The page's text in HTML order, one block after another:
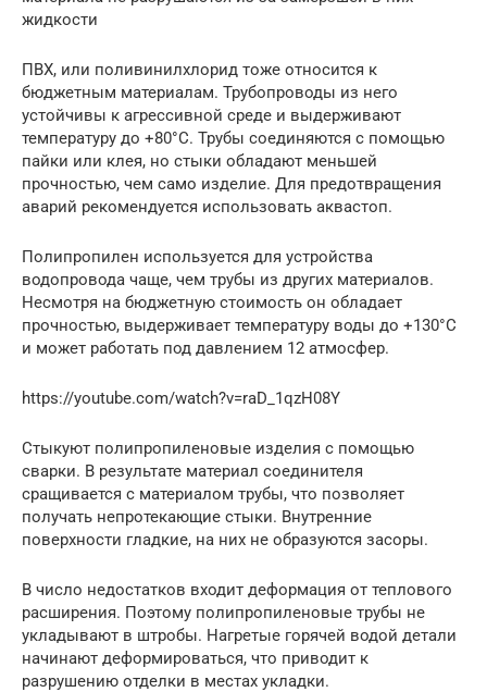
жидкости
ПВХ, или поливинилхлорид тоже относится к
бюджетным материалам. Трубопроводы из него
устойчивы к агрессивной среде и выдерживают
температуру до +80°С. Трубы соединяются с помощью
пайки или клея, но стыки обладают меньшей
прочностью, чем само изделие. Для предотвращения
аварий рекомендуется использовать аквастоп.
Полипропилен используется для устройства
водопровода чаще, чем трубы из других материалов.
Несмотря на бюджетную стоимость он обладает
прочностью, выдерживает температуру воды до +130°С
и может работать под давлением 12 атмосфер.
https://youtube.com/watch?v=raD_1qzH08Y
Стыкуют полипропиленовые изделия с помощью
сварки. В результате материал соединителя
сращивается с материалом трубы, что позволяет
получать непротекающие стыки. Внутренние
поверхности гладкие, на них не образуются засоры.
В число недостатков входит деформация от теплового
расширения. Поэтому полипропиленовые трубы не
укладывают в штробы. Нагретые горячей водой детали
начинают деформироваться, что приводит к
разрушению отделки в местах укладки.